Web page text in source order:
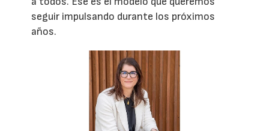
seguir impulsando durante los próximos
años.